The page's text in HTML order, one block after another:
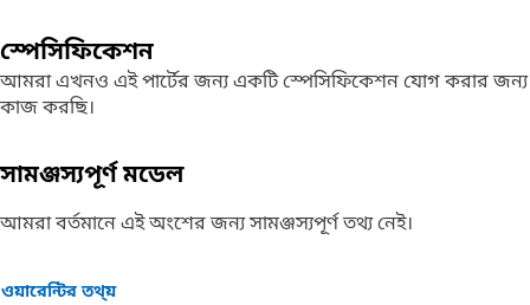
স্পেসিফিকেশন
আমরা এখনও এই পার্টের জন্য একটি স্পেসিফিকেশন যোগ করার জন্য
কাজ করছি।
সামঞ্জস্যপূর্ণ মডেল
আমরা বর্তমানে এই অংশের জন্য সামঞ্জস্যপূর্ণ তথ্য নেই।
ওয়ারেন্টির তথ্য়